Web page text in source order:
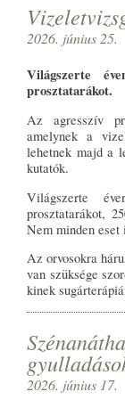
2026. június 25.
Világszerte
prosztatarákot.
Az agresszív
amelynek a
lehetnek majd a
kutatók.
Világszerte
prosztatarákot,
Nem minden eset
Az orvosokra
van szüksége
kinek
2026. június 17.